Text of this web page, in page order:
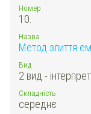
Номер
10.
Назва
Метод злиття
Вид
2 вид -
Складність
середнє